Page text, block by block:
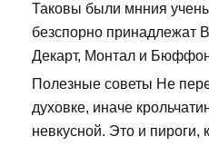
Таковы были мнния
безспорно принадлежат
Декарт, Монтал и
Полезные советы Не
духовке, иначе
невкусной. Это и пироги,